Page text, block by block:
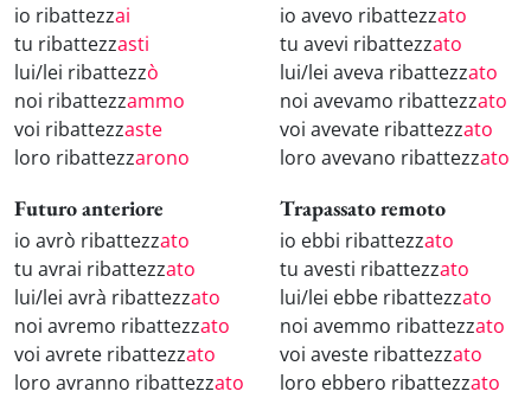
io ribattezzai
tu ribattezzasti
lui/lei ribattezzò
noi ribattezzammo
voi ribattezzaste
loro ribattezzarono
io avevo ribattezzato
tu avevi ribattezzato
lui/lei aveva ribattezzato
noi avevamo ribattezzato
voi avevate ribattezzato
loro avevano ribattezzato
Futuro anteriore
io avrò ribattezzato
tu avrai ribattezzato
lui/lei avrà ribattezzato
noi avremo ribattezzato
voi avrete ribattezzato
loro avranno ribattezzato
Trapassato remoto
io ebbi ribattezzato
tu avesti ribattezzato
lui/lei ebbe ribattezzato
noi avemmo ribattezzato
voi aveste ribattezzato
loro ebbero ribattezzato